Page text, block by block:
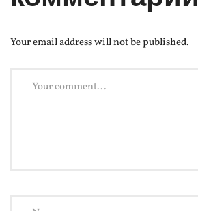
Your email address will not be published.